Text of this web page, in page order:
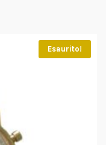
Esaurito!